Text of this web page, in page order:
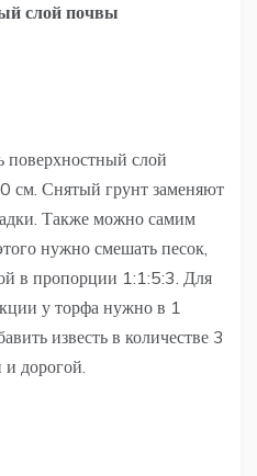
слой почвы
поверхностный слой
см. Снятый грунт заменяют
Также можно самим
нужно смешать песок,
в пропорции 1:1:5:3. Для
у торфа нужно в 1
известь в количестве 3
дорогой.